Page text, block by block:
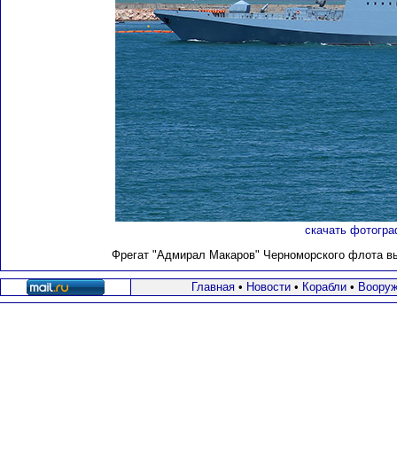
скачать
Фрегат "Адмирал Макаров" Черноморского флота
Главная• Новости• Корабли•